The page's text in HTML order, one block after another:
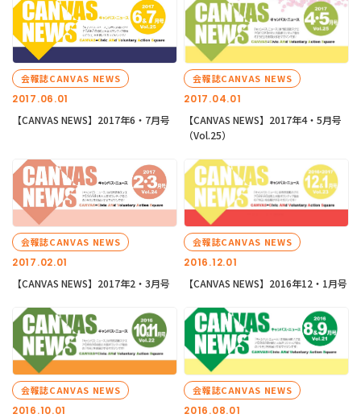
2017.06.01
会報誌CANVAS NEWS
【CANVAS NEWS】2017年6・7月号
2017.04.01
会報誌CANVAS NEWS
【CANVAS NEWS】2017年4・5月号
（Vol.25）
2017.02.01
会報誌CANVAS NEWS
【CANVAS NEWS】2017年2・3月号
2016.12.01
会報誌CANVAS NEWS
【CANVAS NEWS】2016年12・1月号
2016.10.01
会報誌CANVAS NEWS
2016.08.01
会報誌CANVAS NEWS